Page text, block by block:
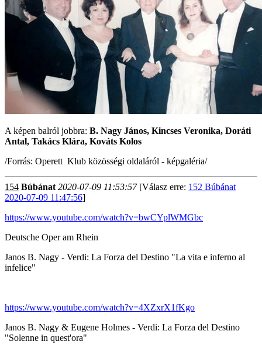
A képen balról jobbra: B. Nagy János, Kincses Veronika, Doráti
Antal, Takács Klára, Kováts Kolos
/Forrás: Operett Klub közösségi oldaláról - képgaléria/
154 Búbánat 2020-07-09 11:53:57[Válasz erre: 152 Búbánat
2020-07-09 11:47:56]
https://www.youtube.com/watch?v=bwCYplWMGbc
Deutsche Oper am Rhein
Janos B. Nagy - Verdi: La Forza del Destino "La vita e inferno al
infelice"
https://www.youtube.com/watch?v=4XZxrX1fKgo
Janos B. Nagy & Eugene Holmes - Verdi: La Forza del Destino
"Solenne in quest'ora"